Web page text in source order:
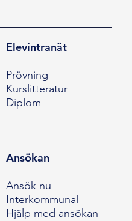
Elevintranät
Prövning
Kurslitteratur
Diplom
Ansökan
Ansök nu
Interkommunal
Hjälp med ansökan